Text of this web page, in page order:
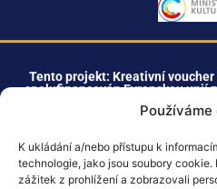
K ukládání a/nebo přístupu k
technologie, jako jsou soubory cookie.
zážitek z prohlížení a zobrazovali
Tento projekt: Kreativní voucher
spolufinancován Evropskou unií
+420 603